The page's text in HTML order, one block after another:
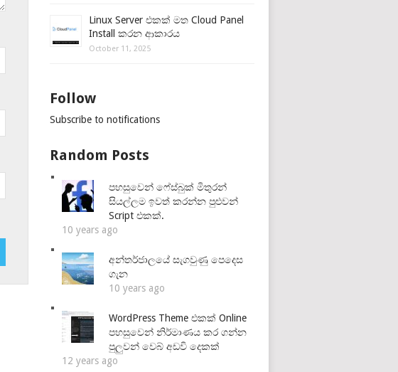
Linux Server එකක් මත Cloud Panel
Install කරන ආකාරය
October 11, 2025
Follow
Subscribe to notifications
Random Posts
පහසුවෙන් ෆේස්බුක් මිතුරන්
සියල්ලම ඉවත් කරන්න පුළුවන්
Script එකක්.
10 years ago
අන්තර්ජාලයේ සැගවුණු පෙදෙස
ගැන
10 years ago
WordPress Theme එකක් Online
පහසුවෙන් නිර්මාණය කර ගන්න
පුලුවන් වෙබ් අඩවි දෙකක්
12 years ago